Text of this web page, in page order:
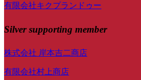
有限会社キクプランドゥー
Silver supporting member
株式会社 岸本吉二商店
有限会社村上商店